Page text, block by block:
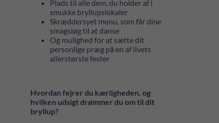
Plads til alle dem, du holder af i
smukke bryllupslokaler
Skræddersyet menu, som får dine
smagsløg til at danse
Og mulighed for at sætte dit
personlige præg på en af livets
allerstørste fester
Hvordan fejrer du kærligheden, og
hvilken udsigt drømmer du om til dit
bryllup?